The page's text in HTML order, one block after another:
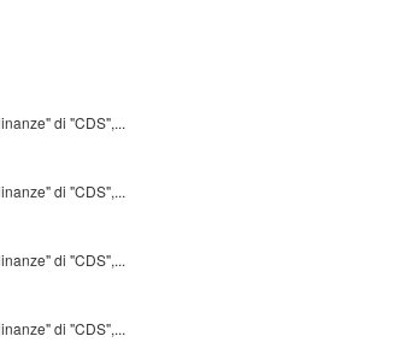
di "CDS",...
di "CDS",...
di "CDS",...
di "CDS",...